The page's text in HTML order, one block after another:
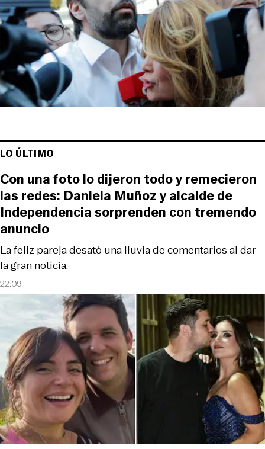
LO ÚLTIMO
22:09
La feliz pareja desató una lluvia de comentarios al dar
la gran noticia.
Con una foto lo dijeron todo y remecieron
las redes: Daniela Muñoz y alcalde de
Independencia sorprenden con tremendo
anuncio